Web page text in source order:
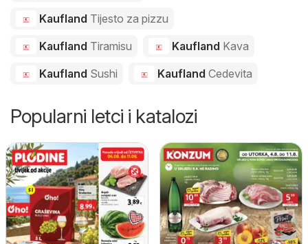
Kaufland Tijesto za pizzu
Kaufland Tiramisu Kaufland Kava
Kaufland Sushi Kaufland Cedevita
Popularni letci i katalozi